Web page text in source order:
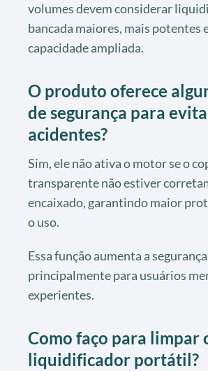
volumes devem considerar
bancada maiores, mais potentes
capacidade ampliada.
O produto oferece
de segurança para
acidentes?
Sim, ele não ativa o motor se o
transparente não estiver
encaixado, garantindo maior
o uso.
Essa função aumenta a
principalmente para usuários
experientes.
Como faço para limpar
liquidificador portátil?